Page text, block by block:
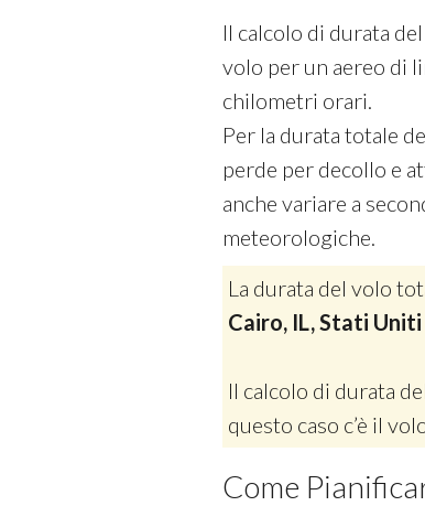
Il calcolo di durata
volo per un aereo di
chilometri orari.
Per la durata totale
perde per decollo e
anche variare a
meteorologiche.
La durata del volo
Cairo, IL, Stati
Il calcolo di durata
questo caso c’è il
Come